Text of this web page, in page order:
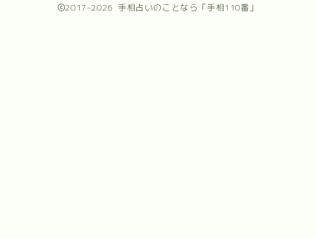
2017–2026 手相占いのことなら「手相110番」